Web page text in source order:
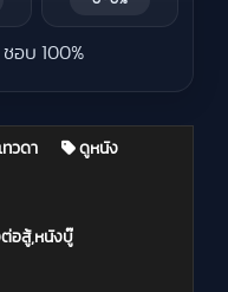
อบ 100%
วดา ดูหนัง
อสู้,หนังบู๊